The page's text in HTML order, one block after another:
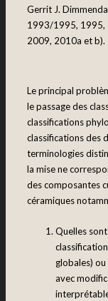
Gerrit J.
1993/1995, 1995,
2009, 2010a et b).
Le principal
le passage des
classifications
classifications des
terminologies
la mise ne
des composantes
céramiques
Quelles
globales)
avec